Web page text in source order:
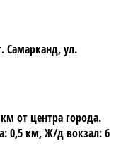
Самарканд, ул.
от центра города.
0,5 км, Ж/д вокзал: 6